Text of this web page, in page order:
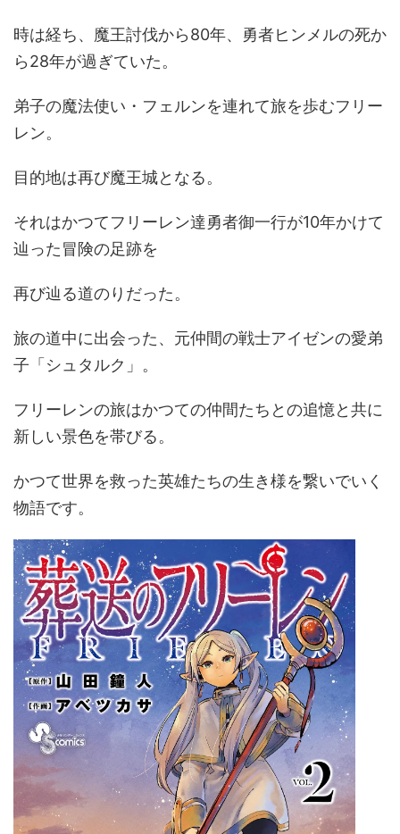
時は経ち、魔王討伐から80年、勇者ヒンメルの死か
ら28年が過ぎていた。
弟子の魔法使い・フェルンを連れて旅を歩むフリー
レン。
目的地は再び魔王城となる。
それはかつてフリーレン達勇者御一行が10年かけて
辿った冒険の足跡を
再び辿る道のりだった。
旅の道中に出会った、元仲間の戦士アイゼンの愛弟
子「シュタルク」。
フリーレンの旅はかつての仲間たちとの追憶と共に
新しい景色を帯びる。
かつて世界を救った英雄たちの生き様を繋いでいく
物語です。